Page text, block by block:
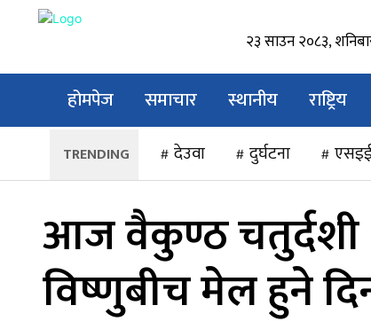
२३ साउन २०८३,
होमपेज समाचार स्थानीय राष्ट्रिय
देउवा दुर्घटना
आज वैकुण्ठ चतुर्दशी
विष्णुबीच मेल हुने